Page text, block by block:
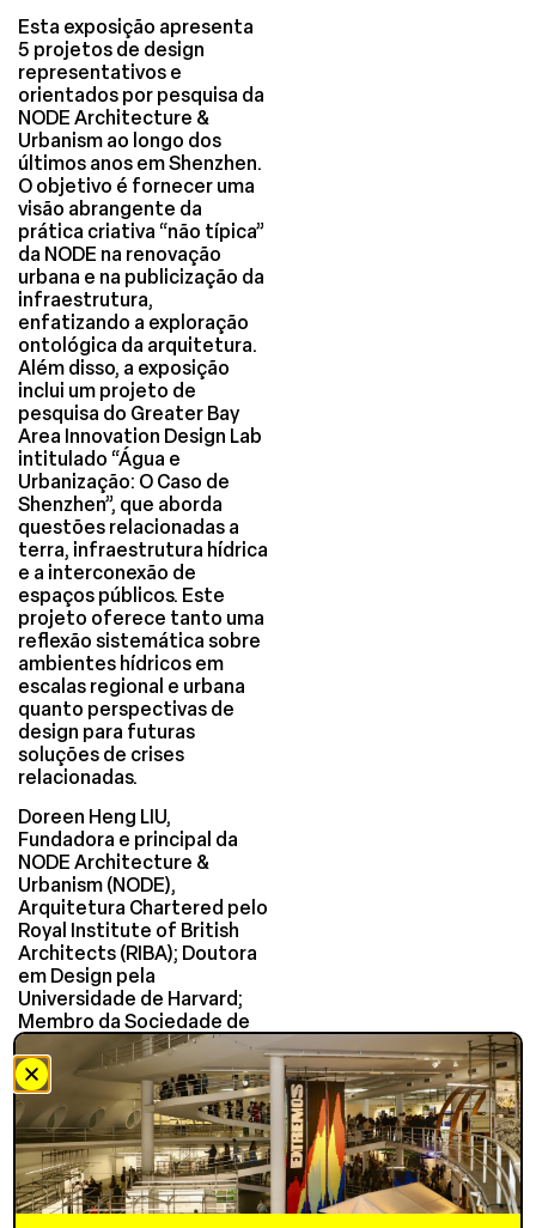
Esta exposição apresenta
5 projetos de design
representativos e
orientados por pesquisa da
NODE Architecture &
Urbanism ao longo dos
últimos anos em Shenzhen.
O objetivo é fornecer uma
visão abrangente da
prática criativa “não típica”
da NODE na renovação
urbana e na publicização da
infraestrutura,
enfatizando a exploração
ontológica da arquitetura.
Além disso, a exposição
inclui um projeto de
pesquisa do Greater Bay
Area Innovation Design Lab
intitulado “Água e
Urbanização: O Caso de
Shenzhen”, que aborda
questões relacionadas a
terra, infraestrutura hídrica
e a interconexão de
espaços públicos. Este
projeto oferece tanto uma
reflexão sistemática sobre
ambientes hídricos em
escalas regional e urbana
quanto perspectivas de
design para futuras
soluções de crises
relacionadas.
Doreen Heng LIU,
Fundadora e principal da
NODE Architecture &
Urbanism (NODE),
Arquitetura Chartered pelo
Royal Institute of British
Architects (RIBA); Doutora
em Design pela
Universidade de Harvard;
Membro da Sociedade de
Arquitetura da China. LIU e
seu estúdio NODE estão
sediados em Shenzhen e
Hong Kong, realizando
práticas diversificadas de
arquitetura e design
urbano na PRD e em uma
região mais ampla há anos.